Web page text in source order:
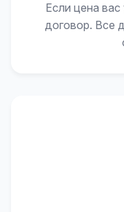
Если цена
договор. Все